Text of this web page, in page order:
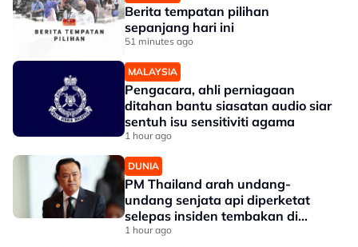
Berita tempatan pilihan
sepanjang hari ini
51 minutes ago
MALAYSIA
Pengacara, ahli perniagaan
ditahan bantu siasatan audio siar
sentuh isu sensitiviti agama
1 hour ago
DUNIA
PM Thailand arah undang-
undang senjata api diperketat
selepas insiden tembakan di
sekolah
1 hour ago